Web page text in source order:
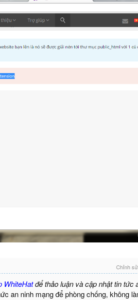
Chỉnh
WhiteHatđể thảo luận và cập nhật tin tức
an ninh mạng để phòng chống, không